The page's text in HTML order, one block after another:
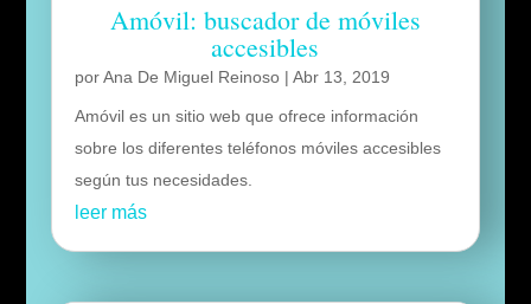
Amóvil: buscador de móviles
accesibles
porAna De Miguel Reinoso| Abr 13, 2019
Amóvil es un sitio web que ofrece información
sobre los diferentes teléfonos móviles accesibles
según tus necesidades.
leer más